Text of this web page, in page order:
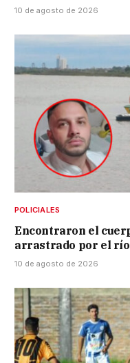
10 de agosto de 2026
POLICIALES
Encontraron el
arrastrado por el
10 de agosto de 2026